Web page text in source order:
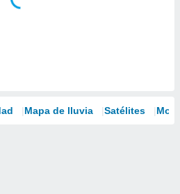
Mapa de lluvia Satélites